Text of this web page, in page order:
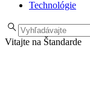
Technológie
Vitajte na Štandarde